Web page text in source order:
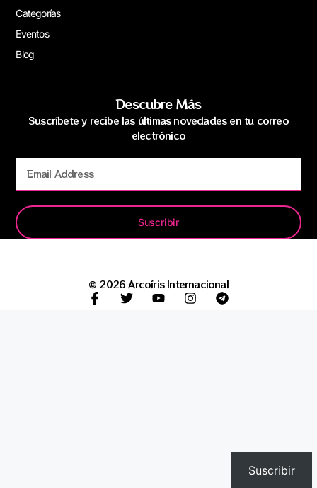
Categorías
Eventos
Blog
Descubre Más
Suscríbete y recibe las últimas novedades en tu correo
electrónico
Suscribir
© 2026 Arcoíris Internacional
Suscribir